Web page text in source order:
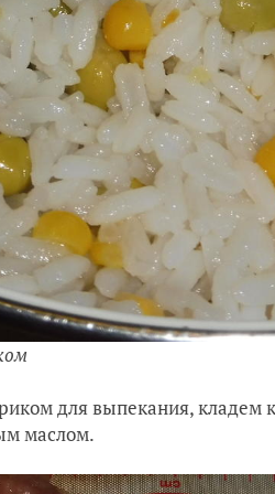
для выпекания, кладем
маслом.